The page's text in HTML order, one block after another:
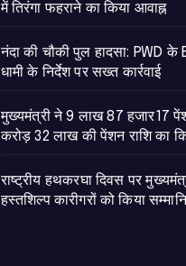
में तिरंगा फहराने का किया आवाह्न
नंदा की चौकी पुल हादसा: PWD के
धामी के निर्देश पर सख्त कार्रवाई
मुख्यमंत्री ने 9 लाख 87 हजार17
करोड़ 32 लाख की पेंशन राशि का
राष्ट्रीय हथकरघा दिवस पर
हस्तशिल्प कारीगरों को किया